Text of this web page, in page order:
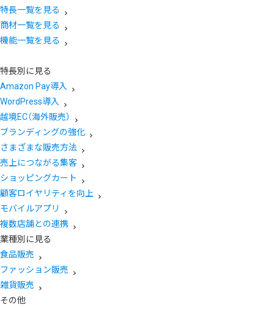
特長一覧を見る
商材一覧を見る
機能一覧を見る
特長別に見る
Amazon Pay導入
WordPress導入
越境EC（海外販売）
ブランディングの強化
さまざまな販売方法
売上につながる集客
ショッピングカート
顧客ロイヤリティを向上
モバイルアプリ
複数店舗との連携
業種別に見る
食品販売
ファッション販売
雑貨販売
その他